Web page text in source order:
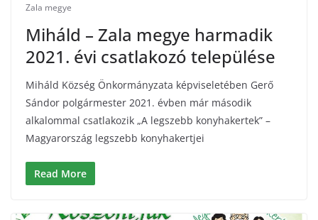
Zala megye
Miháld – Zala megye harmadik
2021. évi csatlakozó települése
Miháld Község Önkormányzata képviseletében Gerő
Sándor polgármester 2021. évben már második
alkalommal csatlakozik „A legszebb konyhakertek” –
Magyarország legszebb konyhakertjei
Read More